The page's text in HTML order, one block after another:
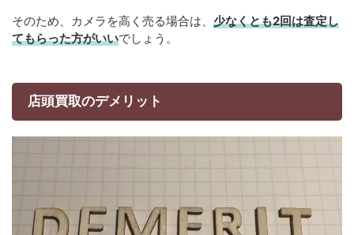
そのため、カメラを高く売る場合は、 少なくとも2回は査定し
てもらった方がいいでしょう。
店頭買取のデメリット